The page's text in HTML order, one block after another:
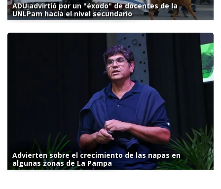
ADU advirtió por un "éxodo" de docentes de la
UNLPam hacia el nivel secundario
Advierten sobre el crecimiento de las napas en
algunas zonas de La Pampa